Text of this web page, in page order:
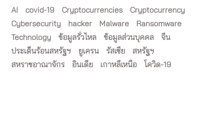
AI covid-19 Cryptocurrencies
Cryptocurrency
Cybersecurity
hacker Malware
Ransomware
Technology
ข้อมูลรั่วไหล ข้อมูลส่วนบุคคล
จีน
ประเด็นร้อนสหรัฐฯ
ยูเครน รัสเซีย
สหรัฐฯ
สหราชอาณาจักร
อินเดีย เกาหลีเหนือ โควิด-19